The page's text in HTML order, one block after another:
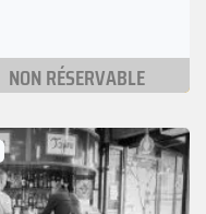
NON RÉSERVABLE